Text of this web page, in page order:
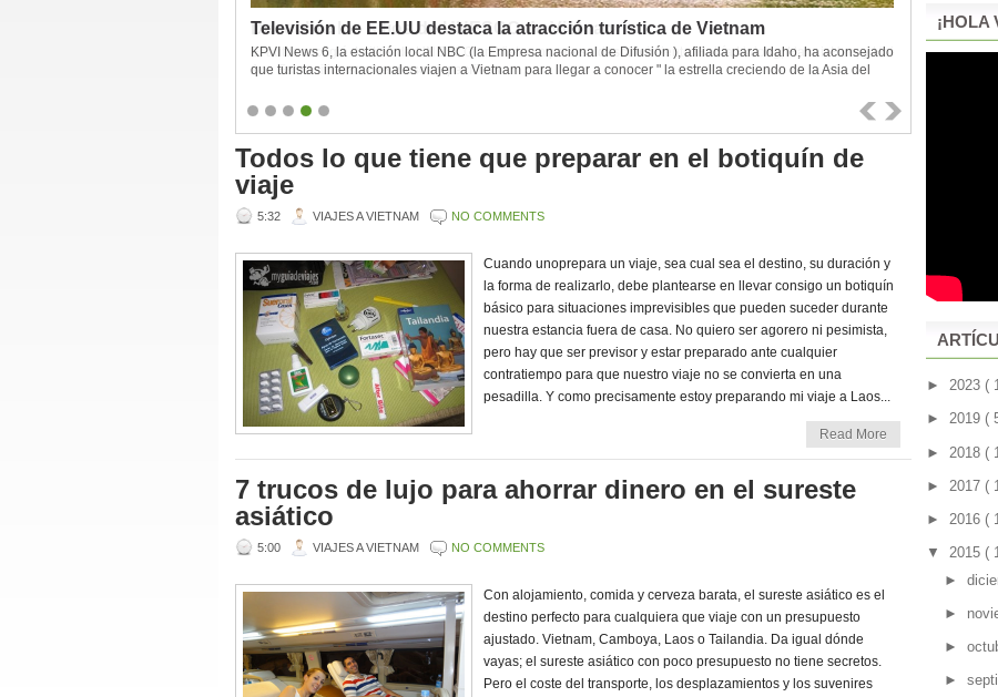
Televisión de EE.UU destaca la atracción turística de Vietnam
KPVI News 6, la estación local NBC (la Empresa nacional de Difusión ), afiliada para Idaho, ha aconsejado
que turistas internacionales viajen a Vietnam para llegar a conocer " la estrella creciendo de la Asia del
Descubre los sitios de UNESCO de Vietnam
El autor escogió 4 sitios de UNESCO en Vietnam para su descubrimiento: Bahía Halong, Hanoi, Hue, y Hoi
An . Estos sitios son hermosos y pacíficos.
Todos lo que tiene que preparar en el botiquín de
viaje
5:32 VIAJES A VIETNAM NO COMMENTS
Cuando unoprepara un viaje, sea cual sea el destino, su duración y
la forma de realizarlo, debe plantearse en llevar consigo un botiquín
básico para situaciones imprevisibles que pueden suceder durante
nuestra estancia fuera de casa. No quiero ser agorero ni pesimista,
pero hay que ser previsor y estar preparado ante cualquier
contratiempo para que nuestro viaje no se convierta en una
pesadilla. Y como precisamente estoy preparando mi viaje a Laos...
Read More
7 trucos de lujo para ahorrar dinero en el sureste
asiático
5:00 VIAJES A VIETNAM NO COMMENTS
Con alojamiento, comida y cerveza barata, el sureste asiático es el
destino perfecto para cualquiera que viaje con un presupuesto
ajustado. Vietnam, Camboya, Laos o Tailandia. Da igual dónde
vayas; el sureste asiático con poco presupuesto no tiene secretos.
Pero el coste del transporte, los desplazamientos y los suvenires
¡HOLA
► 2023 (
► 2019 (
► 2018 (
► 2017 (
► 2016 (
▼ 2015 (
►
►
►
►